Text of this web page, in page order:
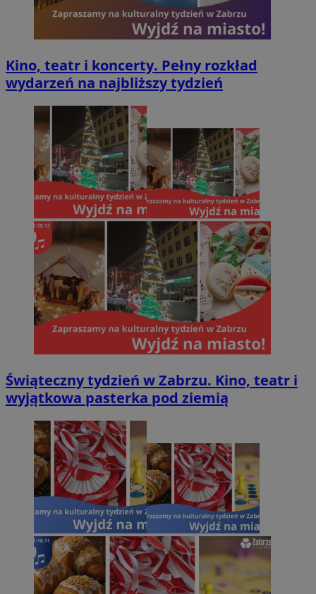
Kino, teatr i koncerty. Pełny rozkład
wydarzeń na najbliższy tydzień
Świąteczny tydzień w Zabrzu. Kino, teatr i
wyjątkowa pasterka pod ziemią